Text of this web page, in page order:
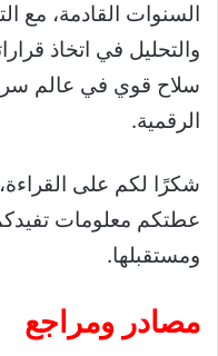
السنوات القادمة، مع
والتحليل في اتخاذ
سلاح قوي في عالم
الرقمية.
شكرًا لكم على
عطتكم معلومات
ومستقبلها.
مصادر ومراجع